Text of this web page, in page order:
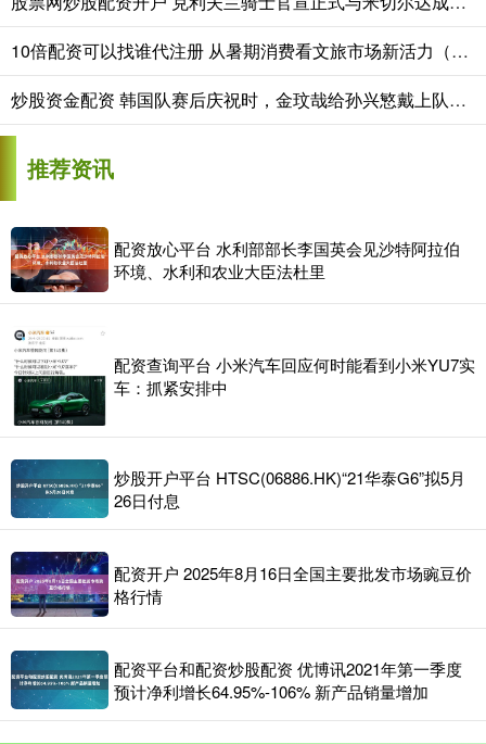
10倍配资可以找谁代注册 从暑期消费看文旅市场新活力（商海观潮）
炒股资金配资 韩国队赛后庆祝时，金玟哉给孙兴慜戴上队长袖标
推荐资讯
配资放心平台 水利部部长李国英会见沙特阿拉伯
环境、水利和农业大臣法杜里
配资查询平台 小米汽车回应何时能看到小米YU7实
车：抓紧安排中
炒股开户平台 HTSC(06886.HK)“21华泰G6”拟5月
26日付息
配资开户 2025年8月16日全国主要批发市场豌豆价
格行情
配资平台和配资炒股配资 优博讯2021年第一季度
预计净利增长64.95%-106% 新产品销量增加